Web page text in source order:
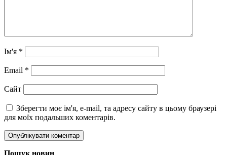
Ім'я *
Email *
Сайт
Зберегти моє ім'я, e-mail, та адресу сайту в цьому браузері
для моїх подальших коментарів.
Пошук новин